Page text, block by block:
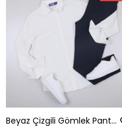
Beyaz Çizgili Gömlek Pantolon Ayakkabı Kombin